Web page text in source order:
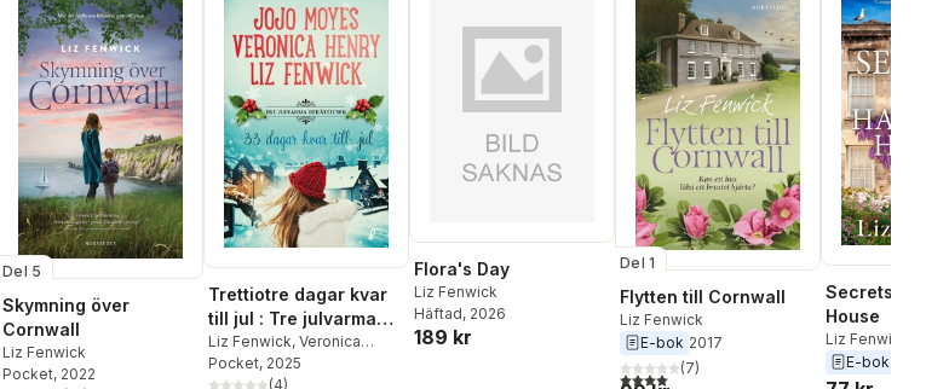
Del 5
Skymning över
Cornwall
Liz Fenwick
Pocket, 2022
Trettiotre dagar kvar
till jul : Tre julvarma
berättelser
Liz Fenwick, Veronica
Henry,Jojo Moyes
Pocket, 2025
(4)
Flora's Day
Liz Fenwick
Häftad, 2026
189 kr
Del 1
Flytten till Cornwall
Liz Fenwick
E-bok 2017
4,0utav 5 stjärnor. Totalt antal röster:
(7)
Secrets of
House
Liz Fenwick
E-bok